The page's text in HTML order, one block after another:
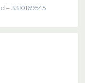
– 3310169545